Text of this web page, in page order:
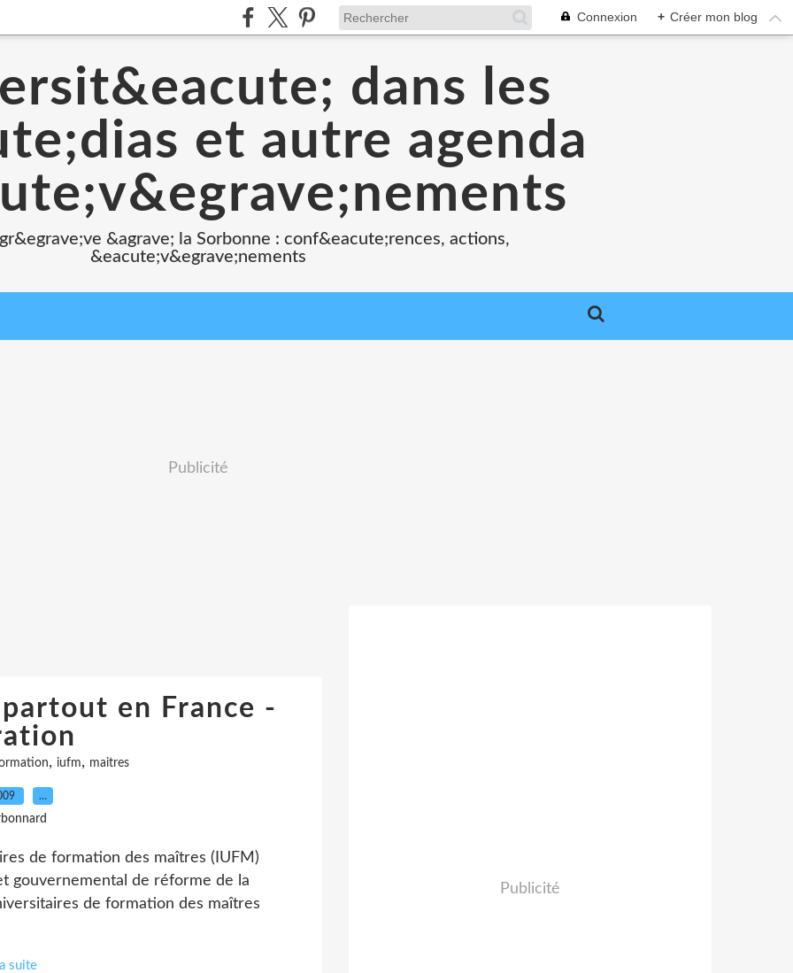
Connexion + Créer mon blog
dans les
et autre agenda
&agrave; la Sorbonne : conf&eacute;rences, actions,
&eacute;v&egrave;nements
Publicité
en France -
, iufm, maitres
…
de formation des maîtres (IUFM)
gouvernemental de réforme de la
de formation des maîtres
suite
Publicité